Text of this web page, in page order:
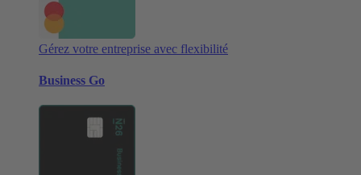
Gérez votre entreprise avec flexibilité
Business Go